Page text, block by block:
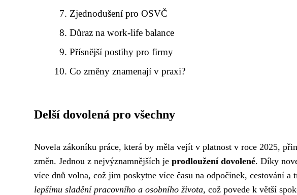
Zjednodušení pro OSVČ
Důraz na work-life balance
Přísnější postihy pro firmy
Co změny znamenají v praxi?
Delší dovolená pro všechny
Novela zákoníku práce, která by měla vejít v platnost v roce 2025,
změn. Jednou z nejvýznamnějších je prodloužení dovolené. Díky
více dnů volna, což jim poskytne více času na odpočinek, cestování a
lepšímu sladění pracovního a osobního života, což povede k větší